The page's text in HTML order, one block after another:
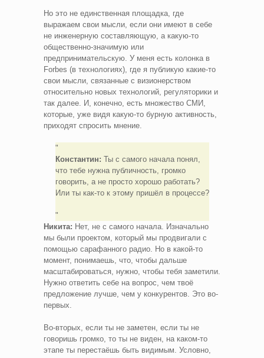
Но это не единственная площадка, где
выражаем свои мысли, если они имеют в себе
не инженерную составляющую, а какую-то
общественно-значимую или
предпринимательскую. У меня есть колонка в
Forbes (в технологиях), где я публикую какие-то
свои мысли, связанные с визионерством
относительно новых технологий, регуляторики и
так далее. И, конечно, есть множество СМИ,
которые, уже видя какую-то бурную активность,
приходят спросить мнение.
Константин: Ты с самого начала понял,
что тебе нужна публичность, громко
говорить, а не просто хорошо работать?
Или ты как-то к этому пришёл в процессе?
Никита: Нет, не с самого начала. Изначально
мы были проектом, который мы продвигали с
помощью сарафанного радио. Но в какой-то
момент, понимаешь, что, чтобы дальше
масштабироваться, нужно, чтобы тебя заметили.
Нужно ответить себе на вопрос, чем твоё
предложение лучше, чем у конкурентов. Это во-
первых.
Во-вторых, если ты не заметен, если ты не
говоришь громко, то ты не виден, на каком-то
этапе ты перестаёшь быть видимым. Условно,